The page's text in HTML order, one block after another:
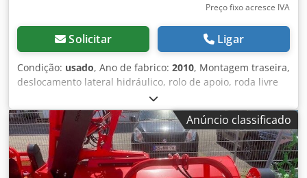
Preço fixo acresce IVA
Solicitar Ligar
Condição: usado, Ano de fabrico: 2010, Montagem traseira,
deslocamento lateral hidráulico, rolo de apoio, roda livre
na transmissão / transmissão por cardã IMPOSTO NÃO
DEDUTÍVEL / Credpeual Ucefx Ag Sjf
Anúncio classificado